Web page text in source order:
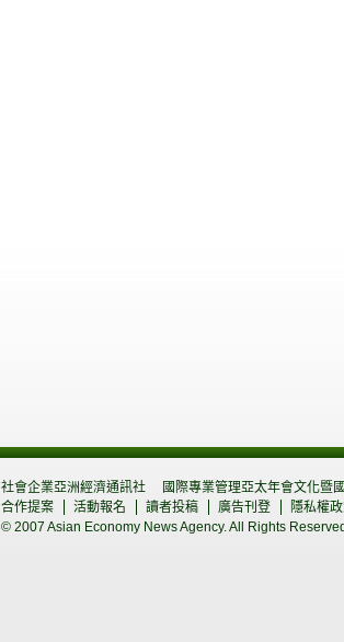
社會企業亞洲經濟通訊社
國際專業管理亞太年會文化暨
合作提案
活動報名 讀者投稿 廣告刊登
隱私權
© 2007 Asian Economy News Agency. All Rights